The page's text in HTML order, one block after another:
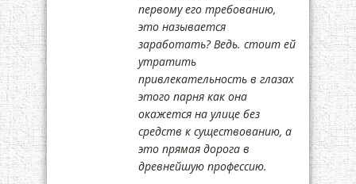
первому его требованию,
это называется
заработать? Ведь. стоит ей
утратить
привлекательность в глазах
этого парня как она
окажется на улице без
средств к существованию, а
это прямая дорога в
древнейшую профессию.